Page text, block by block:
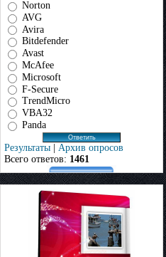
Norton
AVG
Avira
Bitdefender
Avast
McAfee
Microsoft
F-Secure
TrendMicro
VBA32
Panda
Результаты | Архив опросов
Всего ответов: 1461